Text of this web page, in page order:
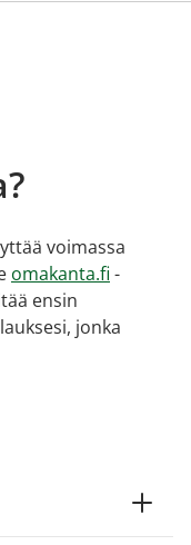
voimassa
omakanta.fi -
ensin
jonka